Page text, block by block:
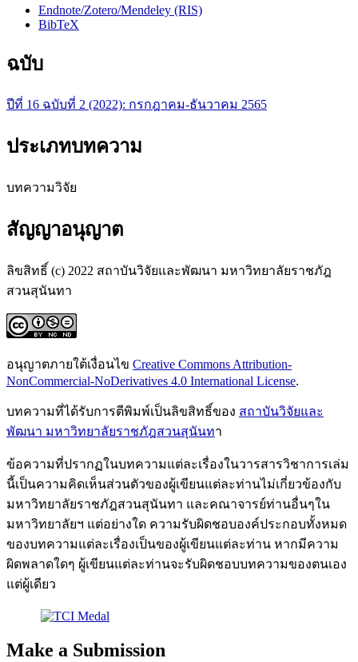
Endnote/Zotero/Mendeley (RIS)
BibTeX
ฉบับ
ปีที่ 16 ฉบับที่ 2 (2022): กรกฎาคม-ธันวาคม 2565
ประเภทบทความ
บทความวิจัย
สัญญาอนุญาต
ลิขสิทธิ์ (c) 2022 สถาบันวิจัยและพัฒนา มหาวิทยาลัยราชภัฎ
สวนสุนันทา
อนุญาตภายใต้เงื่อนไข Creative Commons Attribution-
NonCommercial-NoDerivatives 4.0 International License.
บทความที่ได้รับการตีพิมพ์เป็นลิขสิทธิ์ของ สถาบันวิจัยและ
พัฒนา มหาวิทยาลัยราชภัฎสวนสุนันทา
ข้อความที่ปรากฏในบทความแต่ละเรื่องในวารสารวิชาการเล่ม
นี้เป็นความคิดเห็นส่วนตัวของผู้เขียนแต่ละท่านไม่เกี่ยวข้องกับ
มหาวิทยาลัยราชภัฎสวนสุนันทา และคณาจารย์ท่านอื่นๆใน
มหาวิทยาลัยฯ แต่อย่างใด ความรับผิดชอบองค์ประกอบทั้งหมด
ของบทความแต่ละเรื่องเป็นของผู้เขียนแต่ละท่าน หากมีความ
ผิดพลาดใดๆ ผู้เขียนแต่ละท่านจะรับผิดชอบบทความของตนเอง
แต่ผู้เดียว
Make a Submission